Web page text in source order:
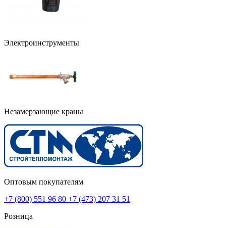
Электроинструменты
Незамерзающие краны
Оптовым покупателям
+7 (800) 551 96 80 +7 (473) 207 31 51
Розница